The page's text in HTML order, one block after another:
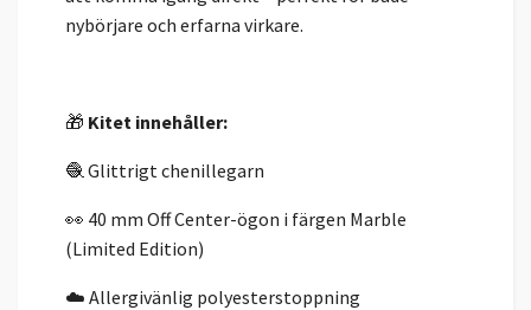
nybörjare och erfarna virkare.
🎁 Kitet innehåller:
🧶 Glittrigt chenillegarn
👀 40 mm Off Center-ögon i färgen Marble
(Limited Edition)
☁️ Allergivänlig polyesterstoppning